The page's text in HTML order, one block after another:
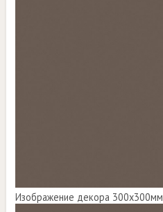
Изображение декора 300х300мм